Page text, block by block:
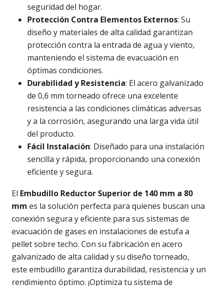
seguridad del hogar.
Protección Contra Elementos Externos: Su
diseño y materiales de alta calidad garantizan
protección contra la entrada de agua y viento,
manteniendo el sistema de evacuación en
óptimas condiciones.
Durabilidad y Resistencia: El acero galvanizado
de 0,6 mm torneado ofrece una excelente
resistencia a las condiciones climáticas adversas
y a la corrosión, asegurando una larga vida útil
del producto.
Fácil Instalación: Diseñado para una instalación
sencilla y rápida, proporcionando una conexión
eficiente y segura.
El Embudillo Reductor Superior de 140 mm a 80
mm es la solución perfecta para quienes buscan una
conexión segura y eficiente para sus sistemas de
evacuación de gases en instalaciones de estufa a
pellet sobre techo. Con su fabricación en acero
galvanizado de alta calidad y su diseño torneado,
este embudillo garantiza durabilidad, resistencia y un
rendimiento óptimo. ¡Optimiza tu sistema de